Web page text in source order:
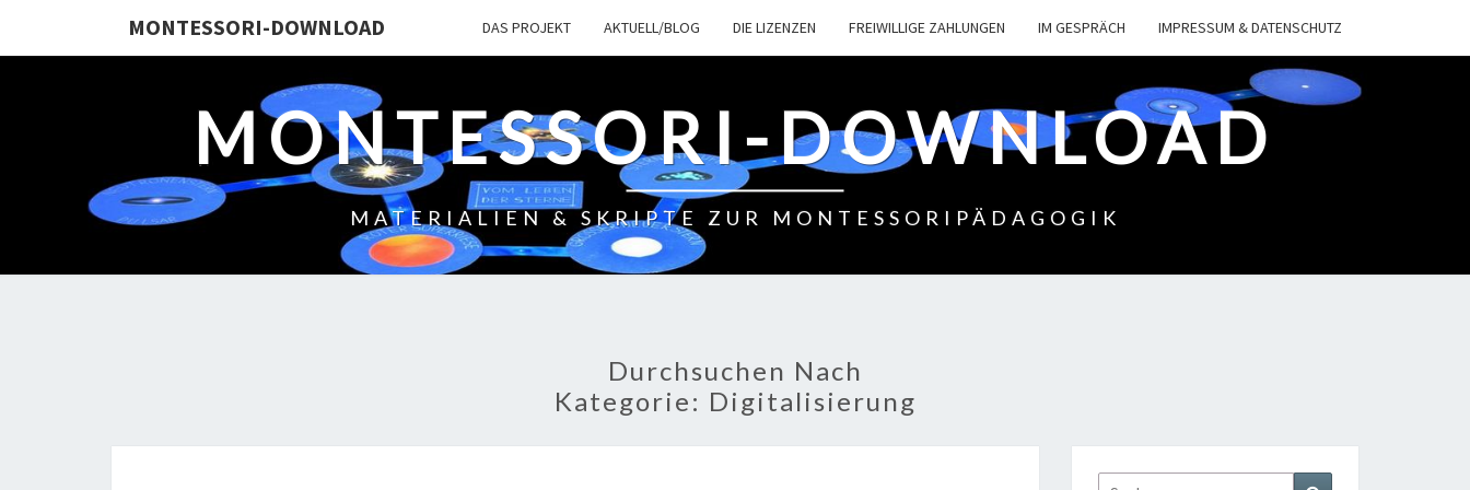
MONTESSORI-DOWNLOAD DAS PROJEKT AKTUELL/BLOG DIE LIZENZEN FREIWILLIGE ZAHLUNGEN IM GESPRÄCH IMPRESSUM & DATENSCHUTZ
MONTESSORI-DOWNLOAD
MATERIALIEN & SKRIPTE ZUR MONTESSORIPÄDAGOGIK
Durchsuchen Nach
Kategorie: Digitalisierung